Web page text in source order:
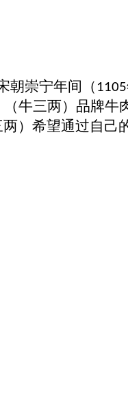
朝崇宁年间（ 1105
牛三两）品牌牛
）希望通过自己